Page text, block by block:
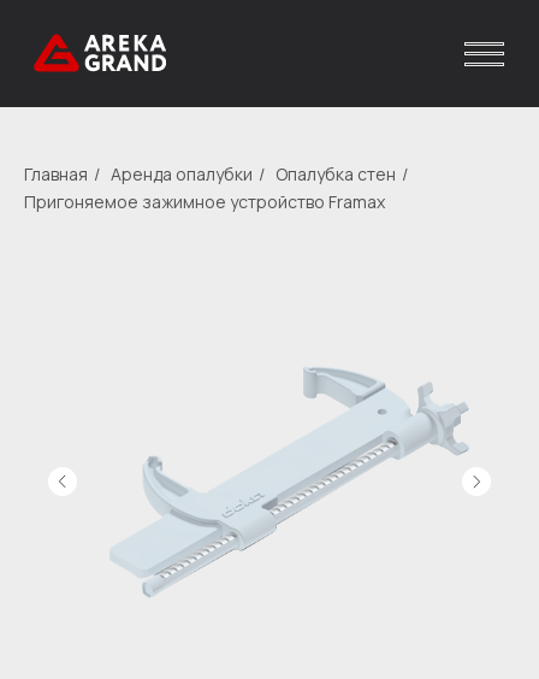
Главная / Аренда опалубки / Опалубка стен /
Пригоняемое зажимное устройство Framax